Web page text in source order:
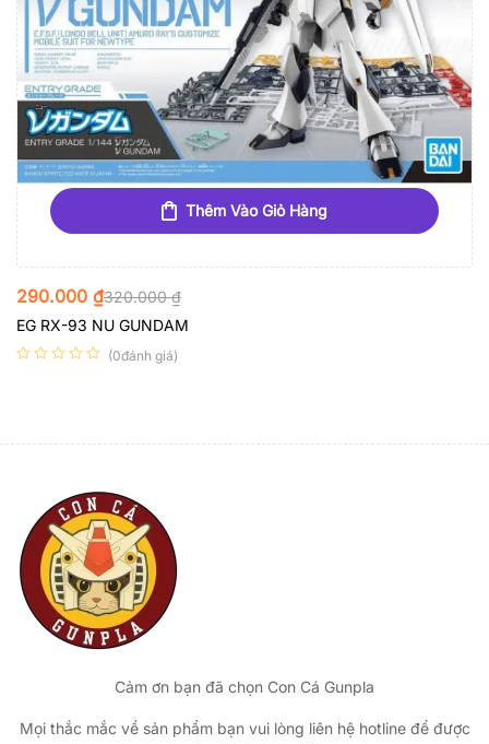
Thêm Vào Giỏ Hàng
320.000₫
290.000 ₫
EG RX-93 NU GUNDAM
(0đánh giá)
Cảm ơn bạn đã chọn Con Cá Gunpla
Mọi thắc mắc về sản phẩm bạn vui lòng liên hệ hotline để được